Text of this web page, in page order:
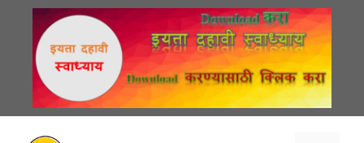
content